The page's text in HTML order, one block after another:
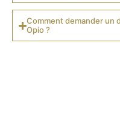
Comment demander un
Opio ?